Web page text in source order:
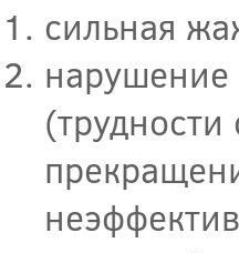
сильная
нарушение